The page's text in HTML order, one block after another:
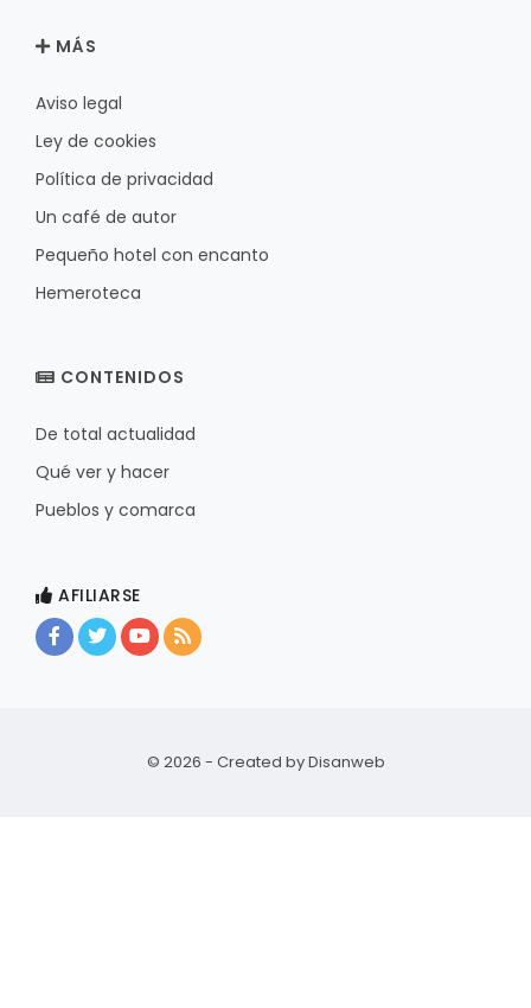
MÁS
Aviso legal
Ley de cookies
Política de privacidad
Un café de autor
Pequeño hotel con encanto
Hemeroteca
CONTENIDOS
De total actualidad
Qué ver y hacer
Pueblos y comarca
AFILIARSE
© 2026 - Created byDisanweb